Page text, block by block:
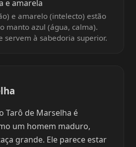
e amarela
e amarelo (intelecto) estão
manto azul (água, calma).
servem à sabedoria superior.
Tarô de Marselha é
um homem maduro,
grande. Ele parece estar